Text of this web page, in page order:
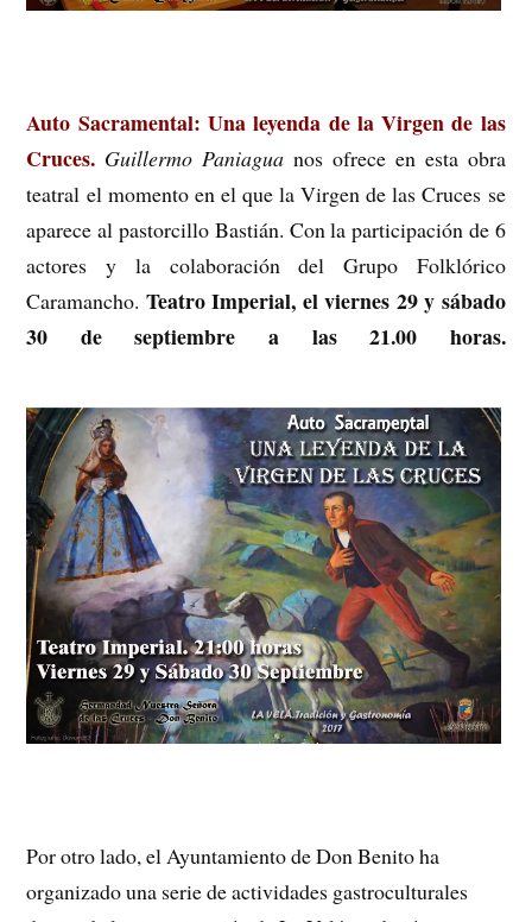
Auto Sacramental: Una leyenda de la Virgen de las
Cruces. Guillermo Paniagua nos ofrece en esta obra
teatral el momento en el que la Virgen de las Cruces se
aparece al pastorcillo Bastián. Con la participación de 6
actores y la colaboración del Grupo Folklórico
Caramancho. Teatro Imperial, el viernes 29 y sábado
30 de septiembre a las 21.00 horas.
Por otro lado, el Ayuntamiento de Don Benito ha
organizado una serie de actividades gastroculturales